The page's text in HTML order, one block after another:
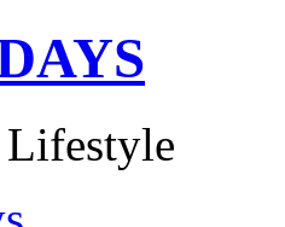
Lifestyle